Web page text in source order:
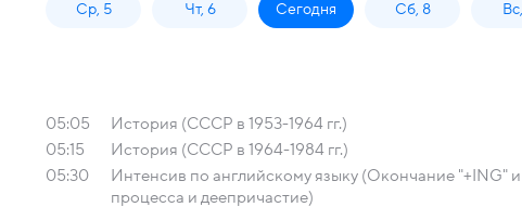
Ср, 5 Чт, 6 Сегодня Сб, 8
05:05
История (СССР в 1953-1964 гг.)
05:15
История (СССР в 1964-1984 гг.)
05:30
Интенсив по английскому языку (Окончание "+ING"
процесса и деепричастие)